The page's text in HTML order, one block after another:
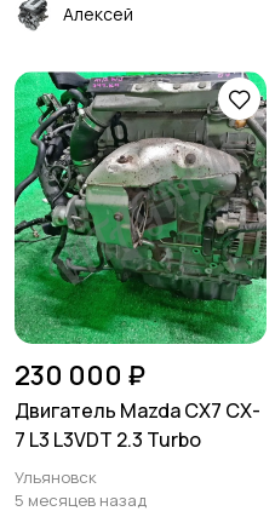
Алексей
230 000 ₽
Двигатель Mazda CX7 CX-
7 L3 L3VDT 2.3 Turbo
Ульяновск
5 месяцев назад